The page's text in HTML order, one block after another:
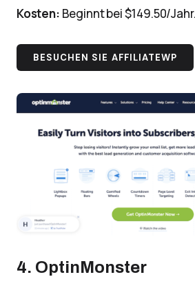
Kosten: Beginnt bei $149.50/Jahr.
BESUCHEN SIE AFFILIATEWP
4. OptinMonster